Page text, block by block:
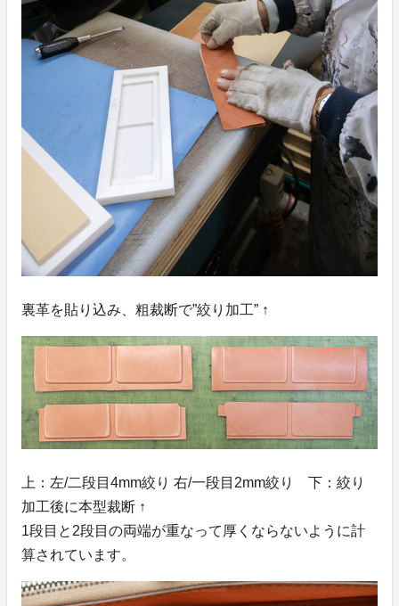
裏革を貼り込み、粗裁断で”絞り加工” ↑
上：左/二段目4mm絞り 右/一段目2mm絞り 下：絞り
加工後に本型裁断 ↑
1段目と2段目の両端が重なって厚くならないように計
算されています。